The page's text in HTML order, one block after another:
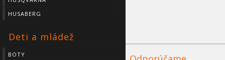
HUSABERG
Deti a mládež
BOTY